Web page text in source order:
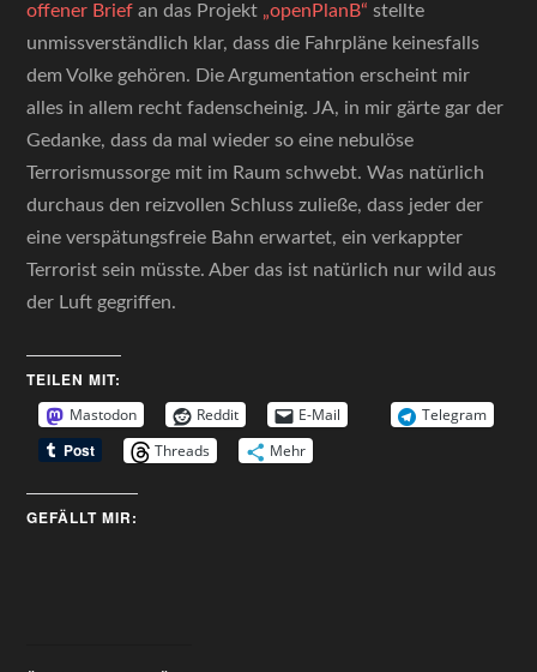
offener Brief an das Projekt „openPlanB“ stellte
unmissverständlich klar, dass die Fahrpläne keinesfalls
dem Volke gehören. Die Argumentation erscheint mir
alles in allem recht fadenscheinig. JA, in mir gärte gar der
Gedanke, dass da mal wieder so eine nebulöse
Terrorismussorge mit im Raum schwebt. Was natürlich
durchaus den reizvollen Schluss zuließe, dass jeder der
eine verspätungsfreie Bahn erwartet, ein verkappter
Terrorist sein müsste. Aber das ist natürlich nur wild aus
der Luft gegriffen.
TEILEN MIT:
Mastodon Reddit E-Mail
Telegram
Threads
Mehr
GEFÄLLT MIR: